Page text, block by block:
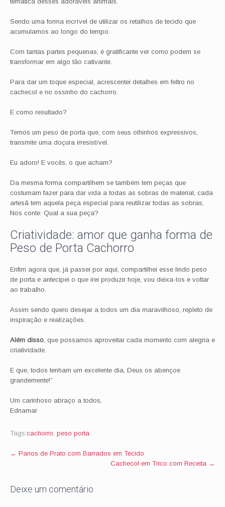
Sendo uma forma incrível de utilizar os retalhos de tecido que
acumulamos ao longo do tempo.
Com tantas partes pequenas, é gratificante ver como podem se
transformar em algo tão cativante.
Para dar um toque especial, acrescentei detalhes em feltro no
cachecol e no ossinho do cachorro.
E como resultado?
Temos um peso de porta que, com seus olhinhos expressivos,
transmite uma doçura irresistível.
Eu adoro! E vocês, o que acham?
Da mesma forma compartilhem se também tem peças que
costumam fazer para dar vida a todas as sobras de material, cada
artesã tem aquela peça especial para reutilizar todas as sobras,
Nos conte: Qual a sua peça?
Criatividade: amor que ganha forma de
Peso de Porta Cachorro
Enfim agora que, já passei por aqui, compartilhei esse lindo peso
de porta e antecipei o que irei produzir hoje, vou deixa-los e voltar
ao trabalho.
Assim sendo quero desejar a todos um dia maravilhoso, repleto de
inspiração e realizações.
Além disso, que possamos aproveitar cada momento com alegria e
criatividade.
E que, todos tenham um excelente dia, Deus os abençoe
grandemente!”
Um carinhoso abraço a todos,
Ednamar
Tags:cachorro, peso porta
Post
← Panos de Prato com Barrados em Tecido
Cachecol em Trico com Receita →
Deixe um comentário